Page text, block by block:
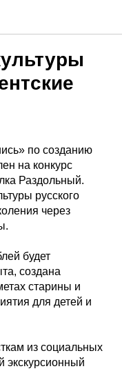
по созданию
на конкурс
Раздольный.
русского
через
будет
создана
старины и
для детей и
из социальных
экскурсионный